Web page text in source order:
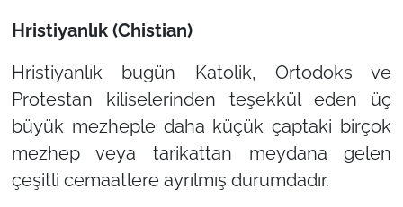
Hristiyanlık (Chistian)
Hristiyanlık bugün Katolik, Ortodoks ve
Protestan kiliselerinden teşekkül eden üç
büyük mezheple daha küçük çaptaki birçok
mezhep veya tarikattan meydana gelen
çeşitli cemaatlere ayrılmış durumdadır.